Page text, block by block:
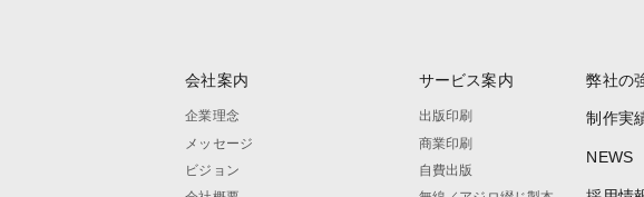
会社案内
企業理念
メッセージ
ビジョン
サービス案内
出版印刷
商業印刷
自費出版
弊社の
制作実
NEWS